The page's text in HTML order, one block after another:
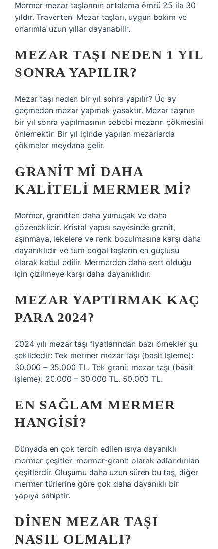
Mermer mezar taşlarının ortalama ömrü 25 ila 30
yıldır. Traverten: Mezar taşları, uygun bakım ve
onarımla uzun yıllar dayanabilir.
MEZAR TAŞI NEDEN 1 YIL
SONRA YAPILIR?
Mezar taşı neden bir yıl sonra yapılır? Üç ay
geçmeden mezar yapmak yasaktır. Mezar taşının
bir yıl sonra yapılmasının sebebi mezarın çökmesini
önlemektir. Bir yıl içinde yapılan mezarlarda
çökmeler meydana gelir.
GRANIT MI DAHA
KALITELI MERMER MI?
Mermer, granitten daha yumuşak ve daha
gözeneklidir. Kristal yapısı sayesinde granit,
aşınmaya, lekelere ve renk bozulmasına karşı daha
dayanıklıdır ve tüm doğal taşların en güçlüsü
olarak kabul edilir. Mermerden daha sert olduğu
için çizilmeye karşı daha dayanıklıdır.
MEZAR YAPTIRMAK KAÇ
PARA 2024?
2024 yılı mezar taşı fiyatlarından bazı örnekler şu
şekildedir: Tek mermer mezar taşı (basit işleme):
30.000 – 35.000 TL. Tek granit mezar taşı (basit
işleme): 20.000 – 30.000 TL. 50.000 TL.
EN SAĞLAM MERMER
HANGISI?
Dünyada en çok tercih edilen ısıya dayanıklı
mermer çeşitleri mermer-granit olarak adlandırılan
çeşitlerdir. Oluşumu daha uzun süren bu taş, diğer
mermer türlerine göre çok daha dayanıklı bir
yapıya sahiptir.
DINEN MEZAR TAŞI
NASIL OLMALI?